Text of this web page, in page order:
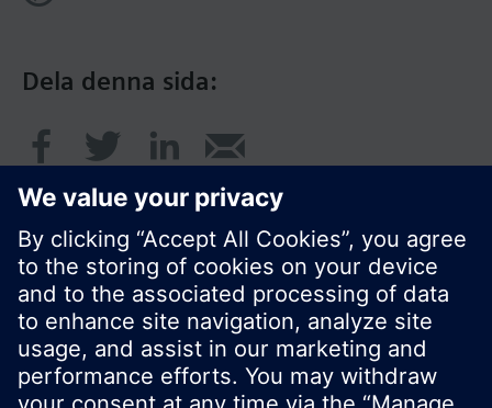
Dela denna sida:
© Siemens AB, Building Technologies Division,
CPS - 2017